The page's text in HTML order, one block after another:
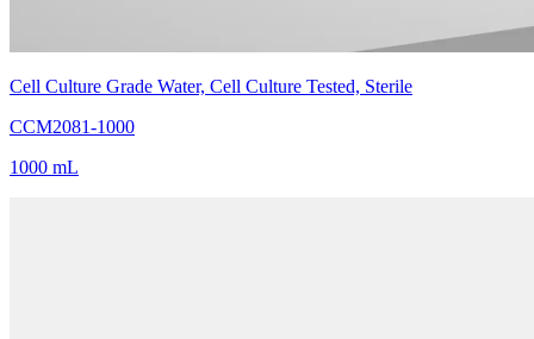
Cell Culture Grade Water, Cell Culture Tested, Sterile
CCM2081-1000
1000 mL